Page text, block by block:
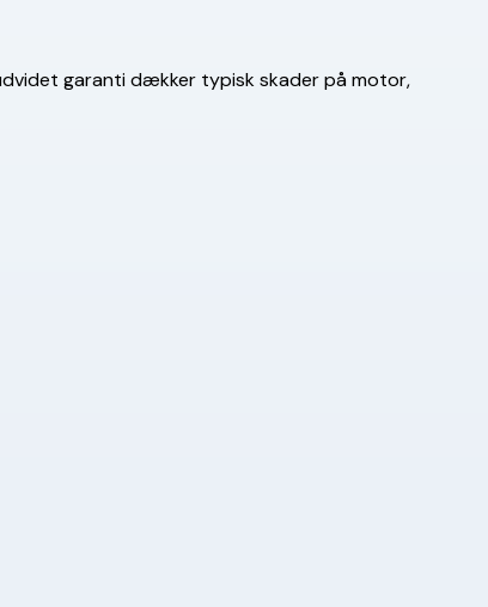
garanti dækker typisk skader på motor,